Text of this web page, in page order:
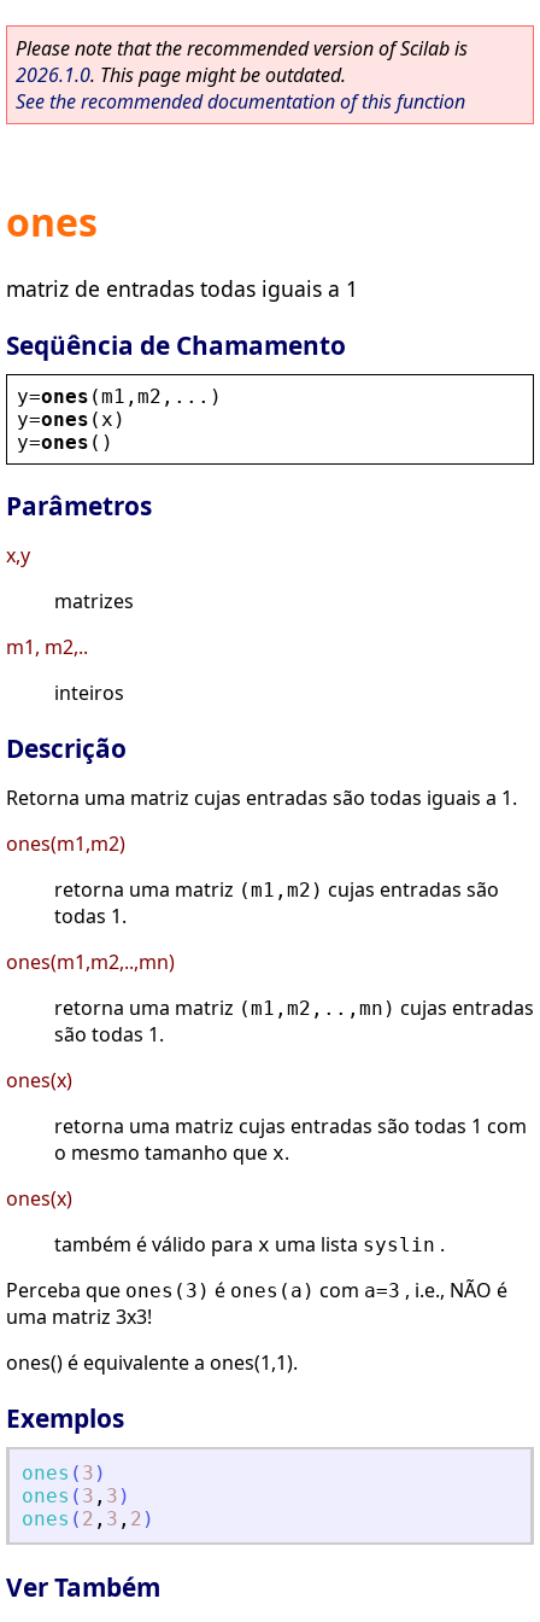
Please note that the recommended version of Scilab is
2026.1.0. This page might be outdated.
See the recommended documentation of this function
ones
matriz de entradas todas iguais a 1
Seqüência de Chamamento
y=ones (m1 , m2 ,...)
y=ones ( x )
y=ones ()
Parâmetros
x,y
matrizes
m1, m2,..
inteiros
Descrição
Retorna uma matriz cujas entradas são todas iguais a 1.
ones(m1,m2)
retorna uma matriz (m1,m2) cujas entradas são
todas 1.
ones(m1,m2,..,mn)
retorna uma matriz (m1,m2,..,mn) cujas entradas
são todas 1.
ones(x)
retorna uma matriz cujas entradas são todas 1 com
o mesmo tamanho que x.
ones(x)
também é válido para x uma lista syslin .
Perceba que ones(3) é ones(a) com a=3 , i.e., NÃO é
uma matriz 3x3!
ones() é equivalente a ones(1,1).
Exemplos
ones ( 3 )
ones ( 3 , 3 )
ones ( 2 , 3 , 2 )
Ver Também